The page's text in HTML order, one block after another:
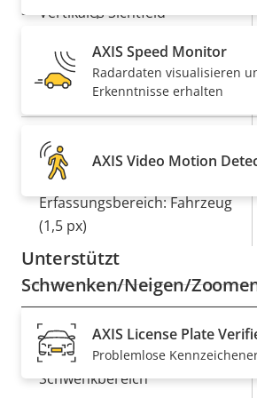
Sicherheitspersonal nur bei echten
Sie sind in der Lage, mehr
Sie sparen Zeit und Geld.
Vertikales Sichtfeld
Objektivanschluss
Wechselobjektiv
Erfassungsbereich: Mensch
(1,5 px)
Erfassungsbereich: Fahrzeug
(1,5 px)
Schwenken/Neigen/
Eigentumsbeschreibung
Digitales Schwenken/Neigen
Schwenkbereich
AXIS Speed Monitor
Radardaten visualisieren
Erkenntnisse erhalten
AXIS Video Motion
Unterstützt
AXIS License Plate
Problemlose